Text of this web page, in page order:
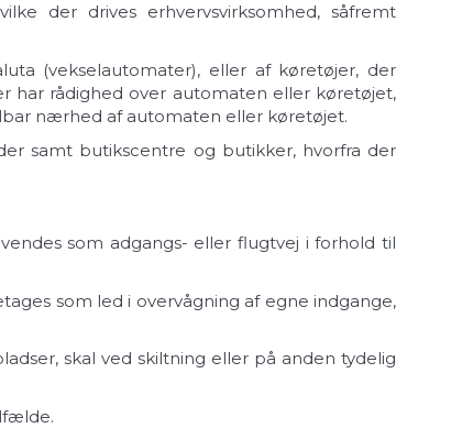
der drives erhvervsvirksomhed, såfremt
(vekselautomater), eller af køretøjer, der
har rådighed over automaten eller køretøjet,
nærhed af automaten eller køretøjet.
samt butikscentre og butikker, hvorfra der
som adgangs- eller flugtvej i forhold til
som led i overvågning af egne indgange,
skal ved skiltning eller på anden tydelig